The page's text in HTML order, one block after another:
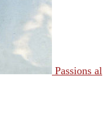
Passions al